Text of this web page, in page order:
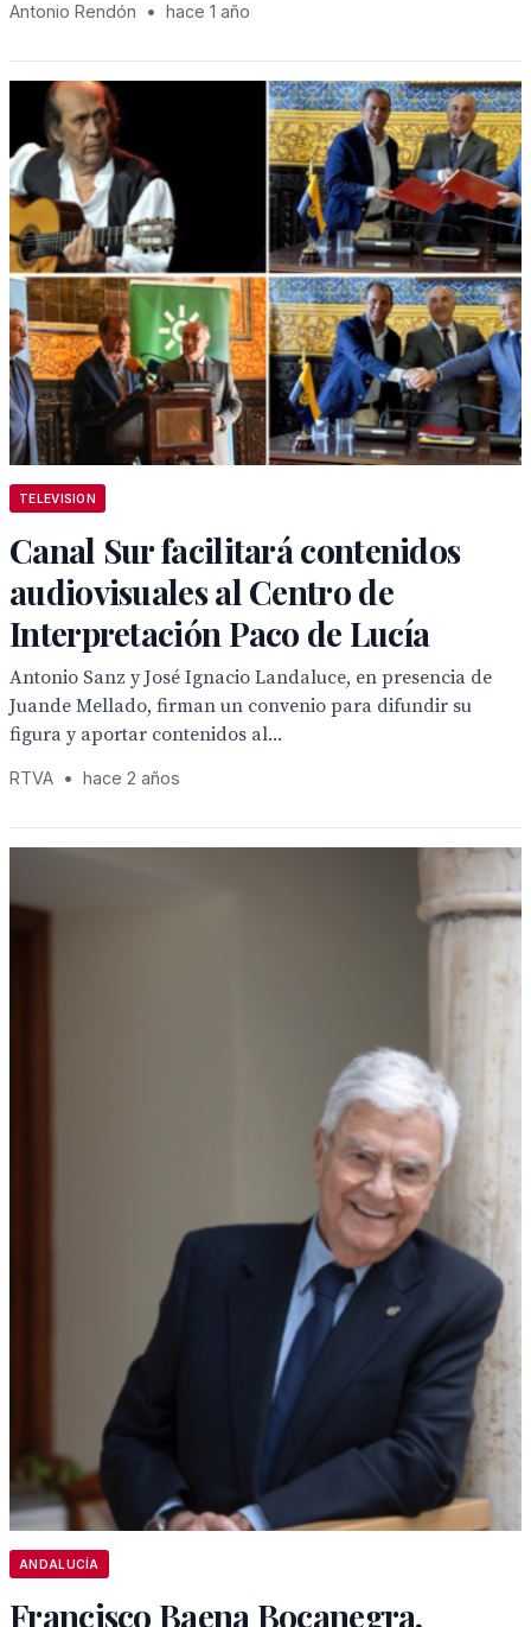
Antonio Rendón • hace 1 año
TELEVISION
Canal Sur facilitará contenidos
audiovisuales al Centro de
Interpretación Paco de Lucía
Antonio Sanz y José Ignacio Landaluce, en presencia de
Juande Mellado, firman un convenio para difundir su
figura y aportar contenidos al...
RTVA • hace 2 años
ANDALUCÍA
Francisco Baena Bocanegra,